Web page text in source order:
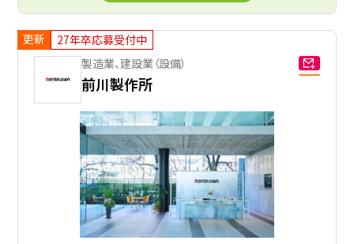
更新
27年卒応募受付中
製造業、建設業（設備）
前川製作所